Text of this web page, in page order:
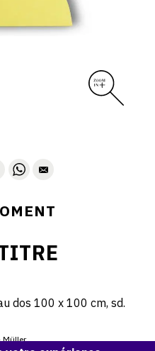
dos 100 x 100 cm, sd.
Müller